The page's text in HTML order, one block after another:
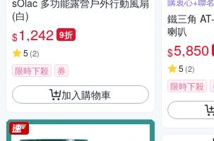
sOlac 多功能露營戶外行動風扇
(白)
$1,242 9折
5 (2)
限時下殺 券
加入購物車
鐵三角
喇叭
$5,850
5 (2)
限時下殺